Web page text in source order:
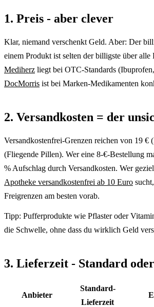
1. Preis - aber clever
Klar, niemand verschenkt Geld. Aber: Der
einem Produkt ist selten der billigste über alle
Mediherz liegt bei OTC-Standards
DocMorris ist bei Marken-Medikamenten
2. Versandkosten = der
Versandkostenfrei-Grenzen reichen von 19 €
(Fliegende Pillen). Wer eine 8-€-Bestellung
% Aufschlag durch Versandkosten. Wer
Apotheke versandkostenfrei ab 10 Euro
Freigrenzen am besten vorab.
Tipp: Pufferprodukte wie Pflaster oder
die Schwelle, ohne dass du wirklich Geld
3. Lieferzeit - Standard
Anbieter
Standard-
Lieferzeit